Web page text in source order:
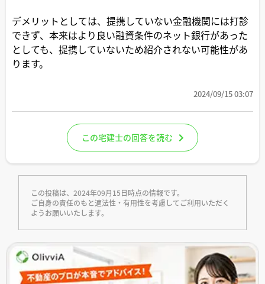
デメリットとしては、提携していない金融機関には打診
できず、本来はより良い融資条件のネット銀行があった
としても、提携していないため紹介されない可能性があ
ります。
2024/09/15 03:07
この宅建士の回答を読む
この投稿は、2024年09月15日時点の情報です。
ご自身の責任のもと適法性・有用性を考慮してご利用いただく
ようお願いいたします。